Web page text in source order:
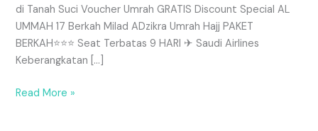
di Tanah Suci Voucher Umrah GRATIS Discount Special AL
UMMAH 17 Berkah Milad ADzikra Umrah Hajj PAKET
BERKAH⭐⭐⭐ Seat Terbatas 9 HARI ✈ Saudi Airlines
Keberangkatan […]
Read More »